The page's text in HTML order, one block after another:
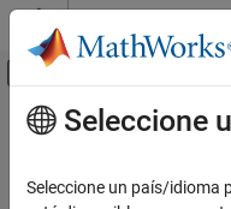
Saltar al contenido
Mostrar/ocultar
Inicio de Documentación
Contenido principal
Seleccione
Seleccione un país/idioma